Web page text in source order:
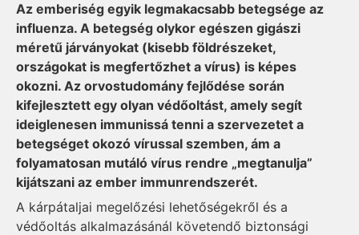
Az emberiség egyik legmakacsabb betegsége az
influenza. A betegség olykor egészen gigászi
méretű járványokat (kisebb földrészeket,
országokat is megfertőzhet a vírus) is képes
okozni. Az orvostudomány fejlődése során
kifejlesztett egy olyan védőoltást, amely segít
ideiglenesen immunissá tenni a szervezetet a
betegséget okozó vírussal szemben, ám a
folyamatosan mutáló vírus rendre „megtanulja”
kijátszani az ember immunrendszerét.
A kárpátaljai megelőzési lehetőségekről és a
védőoltás alkalmazásánál követendő biztonsági